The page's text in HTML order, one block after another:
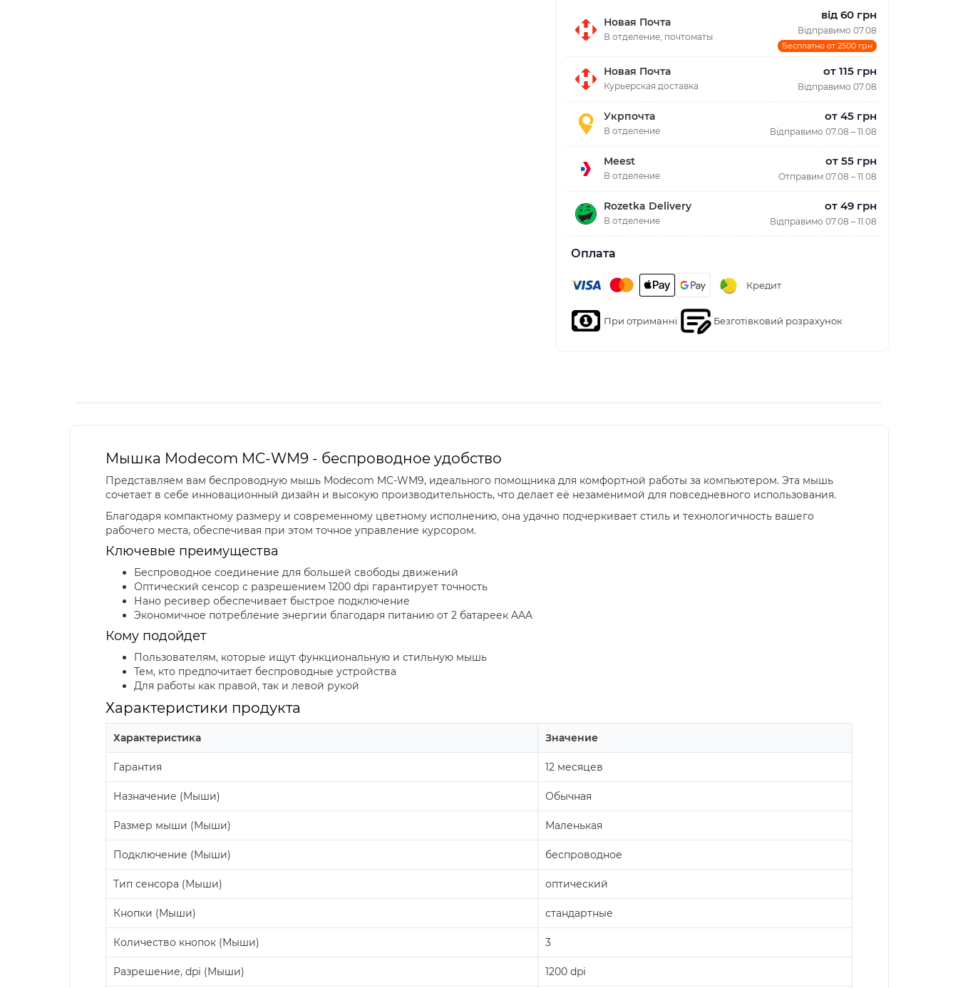
Новая Почта
В отделение, почтоматы
від 60 грн
Відправимо 07.08
Бесплатно от 2500 грн
Новая Почта
Курьерская доставка
от 115 грн
Відправимо 07.08
Укрпочта
В отделение
от 45 грн
Відправимо 07.08 – 11.08
Meest
В отделение
от 55 грн
Отправим 07.08 – 11.08
Rozetka Delivery
В отделение
от 49 грн
Відправимо 07.08 – 11.08
Оплата
Кредит
При отриманні Безготівковий розрахунок
Мышка Modecom MC-WM9 - беспроводное удобство
Представляем вам беспроводную мышь Modecom MC-WM9, идеального помощника для комфортной работы за компьютером. Эта мышь
сочетает в себе инновационный дизайн и высокую производительность, что делает её незаменимой для повседневного использования.
Благодаря компактному размеру и современному цветному исполнению, она удачно подчеркивает стиль и технологичность вашего
рабочего места, обеспечивая при этом точное управление курсором.
Ключевые преимущества
Беспроводное соединение для большей свободы движений
Оптический сенсор с разрешением 1200 dpi гарантирует точность
Нано ресивер обеспечивает быстрое подключение
Экономичное потребление энергии благодаря питанию от 2 батареек AAA
Кому подойдет
Пользователям, которые ищут функциональную и стильную мышь
Тем, кто предпочитает беспроводные устройства
Для работы как правой, так и левой рукой
Характеристики продукта
Характеристика Значение
Гарантия 12 месяцев
Назначение (Мыши) Обычная
Размер мыши (Мыши) Маленькая
Подключение (Мыши) беспроводное
Тип сенсора (Мыши) оптический
Кнопки (Мыши) стандартные
Количество кнопок (Мыши) 3
Разрешение, dpi (Мыши) 1200 dpi